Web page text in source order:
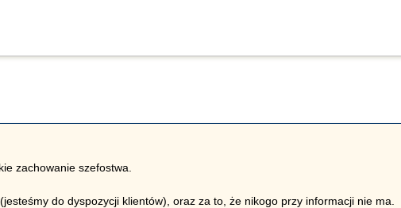
zachowanie szefostwa.
do dyspozycji klientów), oraz za to, że nikogo przy informacji nie ma.